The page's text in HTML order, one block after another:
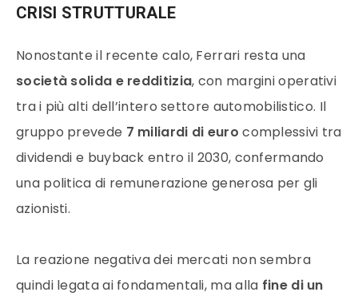
CRISI STRUTTURALE
Nonostante il recente calo, Ferrari resta una
società solida e redditizia, con margini operativi
tra i più alti dell’intero settore automobilistico. Il
gruppo prevede 7 miliardi di euro complessivi tra
dividendi e buyback entro il 2030, confermando
una politica di remunerazione generosa per gli
azionisti.
La reazione negativa dei mercati non sembra
quindi legata ai fondamentali, ma alla fine di un